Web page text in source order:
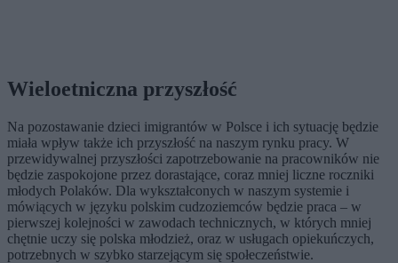
Wieloetniczna przyszłość
Na pozostawanie dzieci imigrantów w Polsce i ich sytuację będzie
miała wpływ także ich przyszłość na naszym rynku pracy. W
przewidywalnej przyszłości zapotrzebowanie na pracowników nie
będzie zaspokojone przez dorastające, coraz mniej liczne roczniki
młodych Polaków. Dla wykształconych w naszym systemie i
mówiących w języku polskim cudzoziemców będzie praca – w
pierwszej kolejności w zawodach technicznych, w których mniej
chętnie uczy się polska młodzież, oraz w usługach opiekuńczych,
potrzebnych w szybko starzejącym się społeczeństwie.